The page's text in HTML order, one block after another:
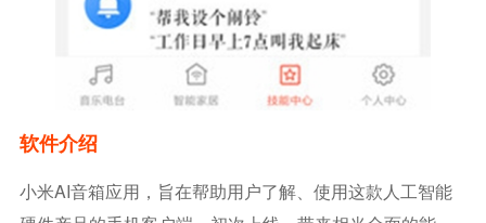
软件介绍
小米AI音箱应用，旨在帮助用户了解、使用这款人工智能